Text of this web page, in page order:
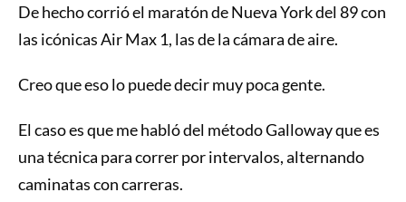
De hecho corrió el maratón de Nueva York del 89 con
las icónicas Air Max 1, las de la cámara de aire.
Creo que eso lo puede decir muy poca gente.
El caso es que me habló del método Galloway que es
una técnica para correr por intervalos, alternando
caminatas con carreras.